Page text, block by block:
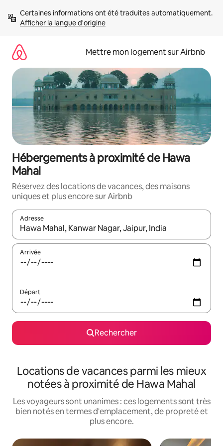
directement
Afficher la langue d'origine
Mettre mon logement sur Airbnb
Hébergements à proximité de Hawa
Mahal
Réservez des locations de vacances, des maisons
uniques et plus encore sur Airbnb
Adresse
Lorsque les résultats s'affichent, utilisez les flèches vers le
Arrivée
Départ
Rechercher
Locations de vacances parmi les mieux
notées à proximité de Hawa Mahal
Les voyageurs sont unanimes : ces logements sont très
bien notés en termes d'emplacement, de propreté et
plus encore.